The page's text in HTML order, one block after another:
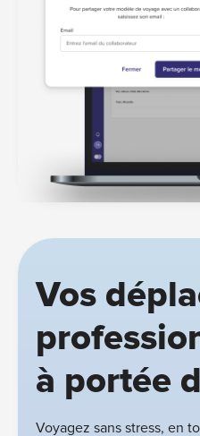
Vos
à portée
Voyagez sans stress, en